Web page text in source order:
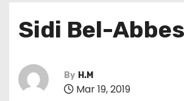
Sidi Bel-
By H.M
Mar 19, 2019